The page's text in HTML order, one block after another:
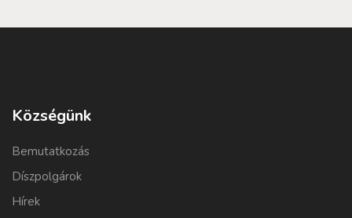
Községünk
Bemutatkozás
Díszpolgárok
Hírek